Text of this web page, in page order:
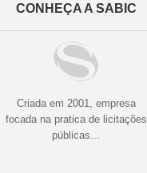
CONHEÇA A SABIC
Criada em 2001, empresa
focada na pratica de licitações
públicas...